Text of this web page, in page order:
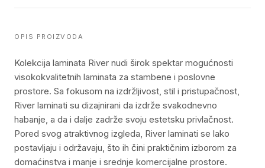
OPIS PROIZVODA
Kolekcija laminata River nudi širok spektar mogućnosti
visokokvalitetnih laminata za stambene i poslovne
prostore. Sa fokusom na izdržljivost, stil i pristupačnost,
River laminati su dizajnirani da izdrže svakodnevno
habanje, a da i dalje zadrže svoju estetsku privlačnost.
Pored svog atraktivnog izgleda, River laminati se lako
postavljaju i održavaju, što ih čini praktičnim izborom za
domaćinstva i manje i srednje komercijalne prostore.